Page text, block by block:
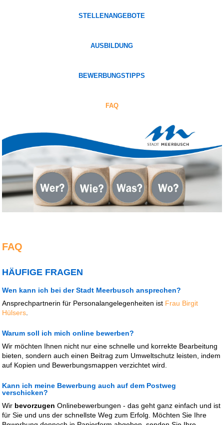
STELLENANGEBOTE
AUSBILDUNG
BEWERBUNGSTIPPS
FAQ
FAQ
HÄUFIGE FRAGEN
Wen kann ich bei der Stadt Meerbusch ansprechen?
Ansprechpartnerin für Personalangelegenheiten ist Frau Birgit
Hülsers
Warum soll ich mich online bewerben?
Wir möchten Ihnen nicht nur eine schnelle und korrekte Bearbeitung
bieten, sondern auch einen Beitrag zum Umweltschutz leisten, indem
auf Kopien und Bewerbungsmappen verzichtet wird.
Kann ich meine Bewerbung auch auf dem Postweg
verschicken?
Wir bevorzugenOnlinebewerbungen - das geht ganz einfach und ist
für Sie und uns der schnellste Weg zum Erfolg. Möchten Sie Ihre